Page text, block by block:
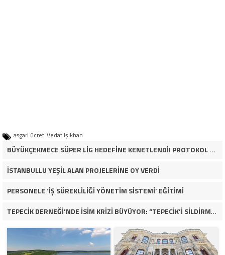
asgari ücret Vedat Işıkhan
BÜYÜKÇEKMECE SÜPER LİG HEDEFİNE KENETLENDİ! PROTOKOL VE İŞ DÜNYASINDAN BASKETBOL TAKIMINA TAM DESTEK…
İSTANBULLU YEŞİL ALAN PROJELERİNE OY VERDİ
PERSONELE ‘İŞ SÜREKLİLİĞİ YÖNETİM SİSTEMİ’ EĞİTİMİ
TEPECİK DERNEĞİ’NDE İSİM KRİZİ BÜYÜYOR: “TEPECİK’İ SİLDİRMEYECEĞİZ”